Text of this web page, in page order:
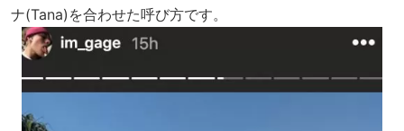
ナ(Tana)を合わせた呼び方です。